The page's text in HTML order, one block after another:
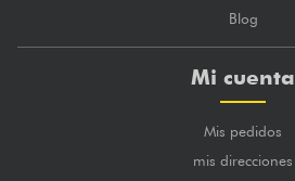
Blog
Mi cuenta
Mis pedidos
mis direcciones